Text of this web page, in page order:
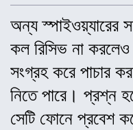
অন্য স্পাইওয়্যারের
কল রিসিভ না
সংগ্রহ করে পাচার
নিতে পারে। প্রশ্ন
সেটি ফোনে প্রবেশ